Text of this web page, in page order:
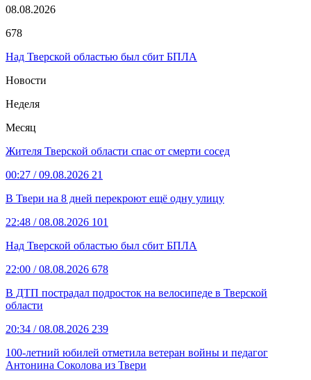
08.08.2026
678
Над Тверской областью был сбит БПЛА
Новости
Неделя
Месяц
Жителя Тверской области спас от смерти сосед
00:27 / 09.08.2026 21
В Твери на 8 дней перекроют ещё одну улицу
22:48 / 08.08.2026 101
Над Тверской областью был сбит БПЛА
22:00 / 08.08.2026 678
В ДТП пострадал подросток на велосипеде в Тверской
области
20:34 / 08.08.2026 239
100-летний юбилей отметила ветеран войны и педагог
Антонина Соколова из Твери